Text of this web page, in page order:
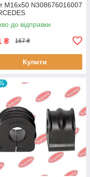
M16x50 N308676016007
до відправки
₴ 167 ₴
Купити